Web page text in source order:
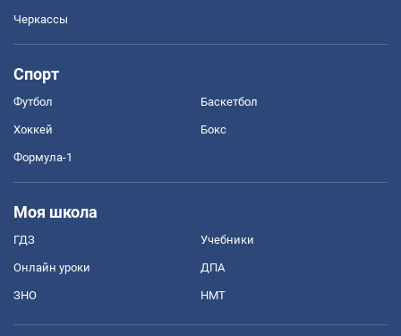
Черкассы
Спорт
Футбол Баскетбол
Хоккей Бокс
Формула-1
Моя школа
ГДЗ Учебники
Онлайн уроки ДПА
ЗНО НМТ